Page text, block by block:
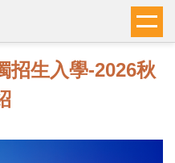
招生入學-2026秋